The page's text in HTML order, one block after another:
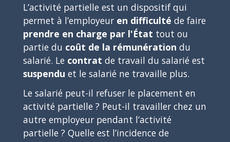
L’activité partielle est un dispositif qui
permet à l’employeur en difficulté de faire
prendre en charge par l'État tout ou
partie du coût de la rémunération du
salarié. Le contrat de travail du salarié est
suspendu et le salarié ne travaille plus.
Le salarié peut-il refuser le placement en
activité partielle ? Peut-il travailler chez un
autre employeur pendant l’activité
partielle ? Quelle est l’incidence de